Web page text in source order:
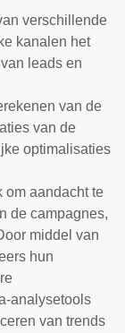
verschillende
kanalen het
leads en
van de
van de
optimalisaties
om aandacht te
de campagnes,
middel van
hun
analysetools
van trends